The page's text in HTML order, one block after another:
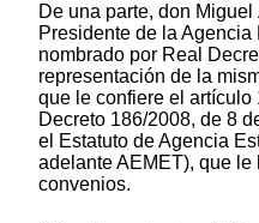
De una parte, don
Presidente de la
nombrado por Real
representación de la
que le confiere el artículo
Decreto 186/2008, de 8
el Estatuto de Agencia
adelante AEMET), que
convenios.